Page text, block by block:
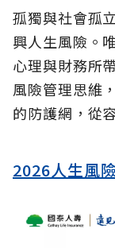
孤獨與社會孤
興人生風險。
心理與財務所
風險管理思維
的防護網，從
2026人生風